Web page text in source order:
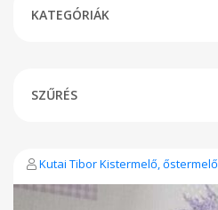
KATEGÓRIÁK
SZŰRÉS
Kutai Tibor Kistermelő, őstermelő